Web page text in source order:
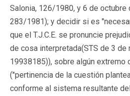
Salonia, 126/1980, y 6 de octubre
283/1981); y decidir si es
que el T.J.C.E. se pronuncie
de cosa interpretada(STS de 3
19938185)), sobre algún extremo
("pertinencia de la cuestión
conforme al sistema resultante